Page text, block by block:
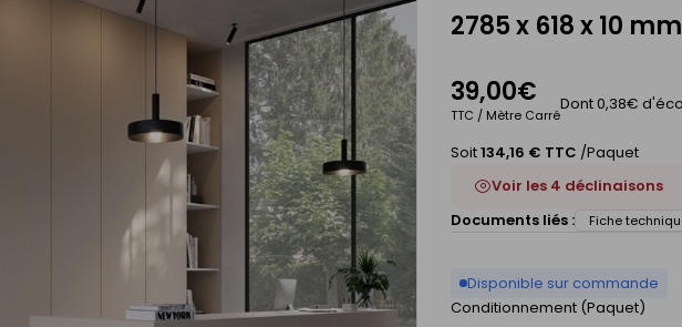
2785 x 618 x 10
39,00€
TTC / Mètre Carré
Dont 0,38€
Soit134,16 € TTC /Paquet
Voir les 4 déclinaisons
Documents liés :
Fiche
Disponible sur commande
Conditionnement (Paquet)